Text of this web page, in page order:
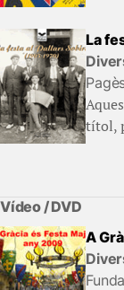
La
títol,
Vídeo / DVD
A